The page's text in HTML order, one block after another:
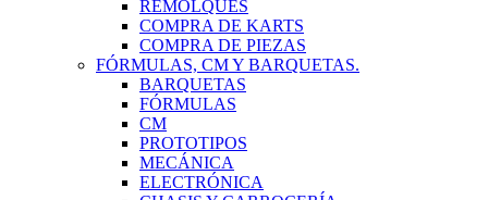
REMOLQUES
COMPRA DE KARTS
COMPRA DE PIEZAS
FÓRMULAS, CM Y BARQUETAS.
BARQUETAS
FÓRMULAS
CM
PROTOTIPOS
MECÁNICA
ELECTRÓNICA